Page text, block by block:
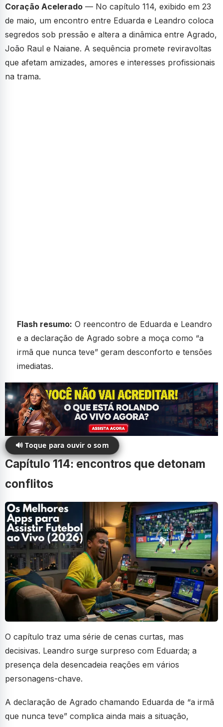
Coração Acelerado — No capítulo 114, exibido em 23
de maio, um encontro entre Eduarda e Leandro coloca
segredos sob pressão e altera a dinâmica entre Agrado,
João Raul e Naiane. A sequência promete reviravoltas
que afetam amizades, amores e interesses profissionais
na trama.
Flash resumo: O reencontro de Eduarda e Leandro
e a declaração de Agrado sobre a moça como “a
irmã que nunca teve” geram desconforto e tensões
imediatas.
🔊 Toque para ouvir o som
Capítulo 114: encontros que detonam
conflitos
O capítulo traz uma série de cenas curtas, mas
decisivas. Leandro surge surpreso com Eduarda; a
presença dela desencadeia reações em vários
personagens-chave.
A declaração de Agrado chamando Eduarda de “a irmã
que nunca teve” complica ainda mais a situação,